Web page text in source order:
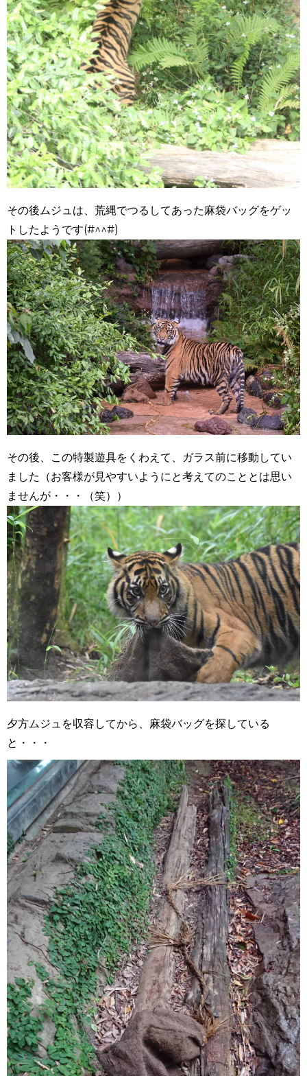
その後ムジュは、荒縄でつるしてあった麻袋バッグをゲッ
トしたようです(#^^#)
その後、この特製遊具をくわえて、ガラス前に移動してい
ました（お客様が見やすいようにと考えてのこととは思い
ませんが・・・（笑））
夕方ムジュを収容してから、麻袋バッグを探している
と・・・